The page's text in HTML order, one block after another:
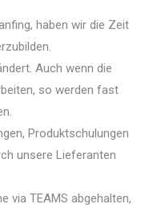
haben wir die Zeit
Auch wenn die
so werden fast
Produktschulungen
unsere Lieferanten
via TEAMS abgehalten,